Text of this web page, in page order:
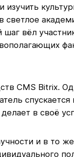
изучить
вёл
CMS Bitrix.
в своё
и в то